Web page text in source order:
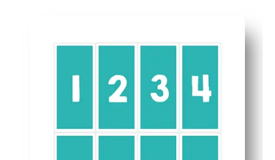
Tägliches Engagement — Kinder malen, kleben oder
Flexibel für zu Hause oder in der Schule — kann am